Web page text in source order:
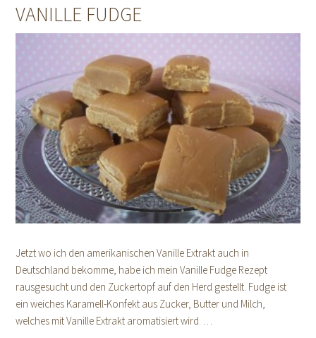
VANILLE FUDGE
Jetzt wo ich den amerikanischen Vanille Extrakt auch in
Deutschland bekomme, habe ich mein Vanille Fudge Rezept
rausgesucht und den Zuckertopf auf den Herd gestellt. Fudge ist
ein weiches Karamell-Konfekt aus Zucker, Butter und Milch,
welches mit Vanille Extrakt aromatisiert wird. …